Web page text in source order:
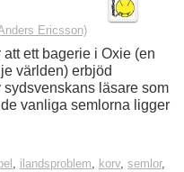
Ericsson)
ett bagerie i Oxie (en
världen) erbjöd
läsare som
vanliga semlorna ligger
, ilandsproblem, korv, semlor,